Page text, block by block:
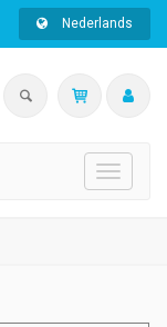
Nederlands
Toggle